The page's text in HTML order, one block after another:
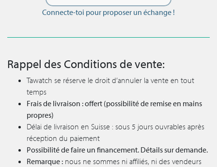
Connecte-toi pour proposer un échange !
Rappel des Conditions de vente:
Tawatch se réserve le droit d’annuler la vente en tout
temps
Frais de livraison : offert (possibilité de remise en mains
propres)
Délai de livraison en Suisse : sous 5 jours ouvrables après
réception du paiement
Possibilité de faire un financement. Détails sur demande.
Remarque : nous ne sommes ni affiliés, ni des vendeurs